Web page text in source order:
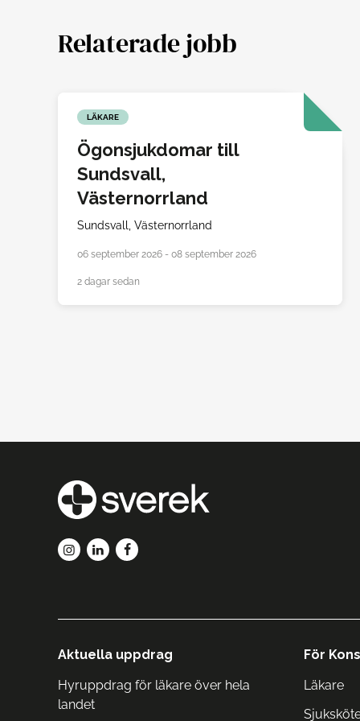
Relaterade jobb
LÄKARE
Ögonsjukdomar till
Sundsvall,
Västernorrland
Sundsvall, Västernorrland
06 september 2026 - 08 september 2026
2 dagar sedan
Aktuella uppdrag
Hyruppdrag för läkare över hela
landet
För
Läkare